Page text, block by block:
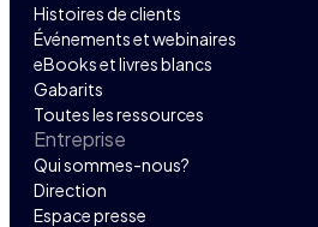
Histoires de clients
Événements et webinaires
eBooks et livres blancs
Gabarits
Toutes les ressources
Entreprise
Qui sommes-nous?
Direction
Espace presse